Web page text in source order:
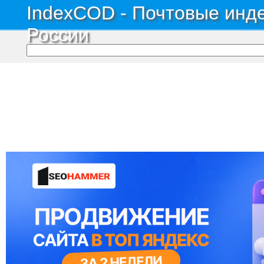
IndexCOD - Почтовые
России